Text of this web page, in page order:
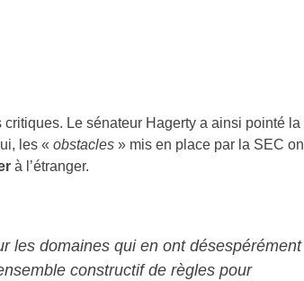
Le sénateur Hagerty a ainsi pointé la
les « obstacles» mis en place par la SEC
à l’étranger.
les domaines qui en ont désespérément
constructif de règles pour